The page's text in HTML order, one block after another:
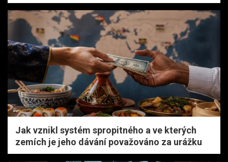
Jak vznikl systém spropitného a ve kterých
zemích je jeho dávání považováno za urážku